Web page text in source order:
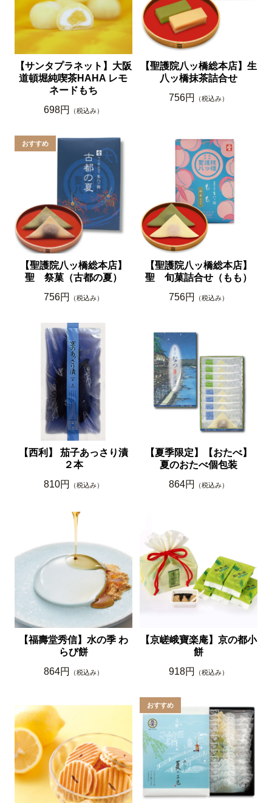
【サンタプラネット】大阪
道頓堀純喫茶HAHA レモ
ネードもち
698円
（税込み）
【聖護院八ッ橋総本店】生
八ッ橋抹茶詰合せ
756円
（税込み）
【聖護院八ッ橋総本店】
聖 祭菓（古都の夏）
756円
（税込み）
【聖護院八ッ橋総本店】
聖 旬菓詰合せ（もも）
756円
（税込み）
【西利】 茄子あっさり漬
２本
810円
（税込み）
【夏季限定】【おたべ】
夏のおたべ個包装
864円
（税込み）
【福壽堂秀信】水の季 わ
らび餅
864円
（税込み）
【京嵯峨寶楽庵】京の都小
餅
918円
（税込み）